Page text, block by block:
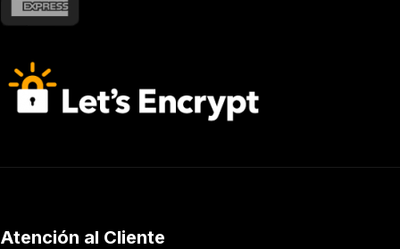
Atención al Cliente